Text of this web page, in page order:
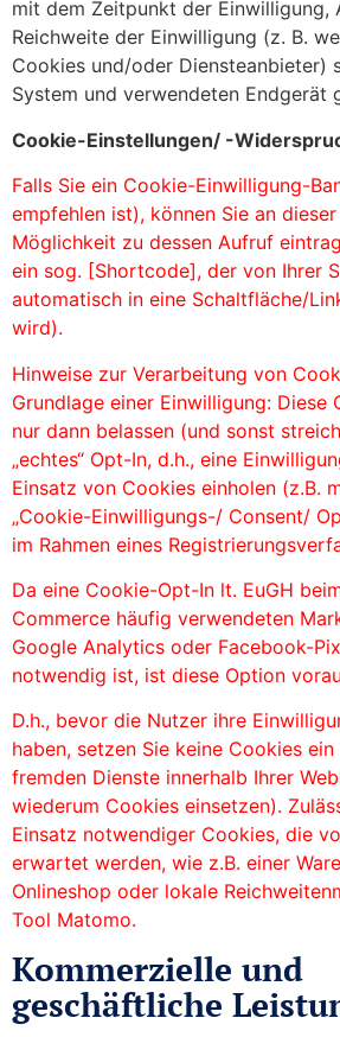
mit dem Zeitpunkt der Einwilligung,
Reichweite der Einwilligung (z. B.
Cookies und/oder Diensteanbieter)
System und verwendeten Endgerät
Cookie-Einstellungen/ -
Falls Sie ein Cookie-Einwilligung-
empfehlen ist), können Sie an
Möglichkeit zu dessen Aufruf
ein sog. [Shortcode], der von Ihrer
automatisch in eine Schaltfläche/
wird).
Hinweise zur Verarbeitung von
Grundlage einer Einwilligung: Diese
nur dann belassen (und sonst
„echtes“ Opt-In, d.h., eine
Einsatz von Cookies einholen (z.B.
„Cookie-Einwilligungs-/ Consent/
im Rahmen eines
Da eine Cookie-Opt-In lt. EuGH
Commerce häufig verwendeten
Google Analytics oder Facebook-
notwendig ist, ist diese Option
D.h., bevor die Nutzer ihre
haben, setzen Sie keine Cookies
fremden Dienste innerhalb Ihrer
wiederum Cookies einsetzen).
Einsatz notwendiger Cookies, die
erwartet werden, wie z.B. einer
Onlineshop oder lokale
Tool Matomo.
Kommerzielle und
geschäftliche